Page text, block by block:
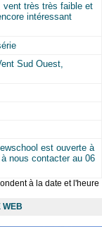
vent très très faible et
intéressant
Sud Ouest,
est ouverte à
nous contacter au 06
à la date et l'heure
WEB